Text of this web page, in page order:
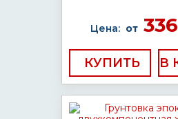
Цена: от 336
КУПИТЬ